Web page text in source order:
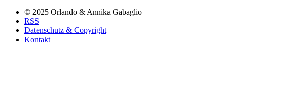
© 2025 Orlando & Annika Gabaglio
RSS
Datenschutz & Copyright
Kontakt